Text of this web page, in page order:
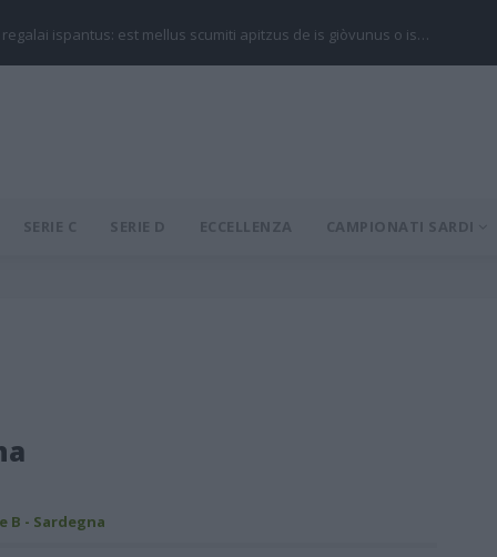
regalai ispantus: est mellus scumiti apitzus de is giòvunus o is…
SERIE C SERIE D ECCELLENZA CAMPIONATI SARDI
B - Sardegna